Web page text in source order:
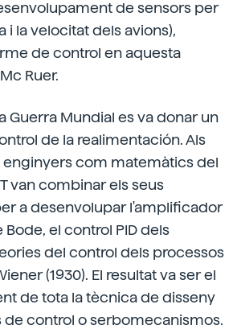
de sensors per
i la velocitat dels avions),
de control en aquesta
Ruer.
Guerra Mundial es va donar un
de la realimentación. Als
enginyers com matemàtics del
van combinar els seus
a desenvolupar l'amplificador
el control PID dels
del control dels processos
(1930). El resultat va ser el
de tota la tècnica de disseny
control o serbomecanismos.